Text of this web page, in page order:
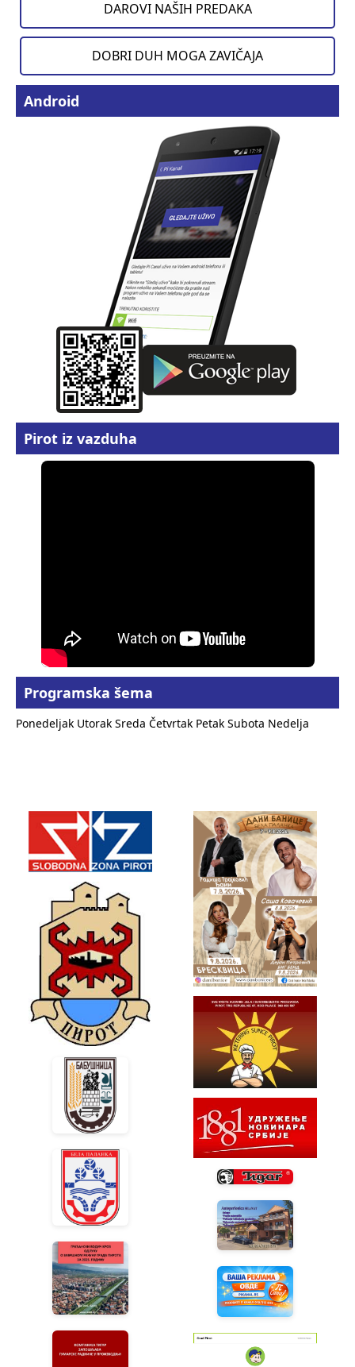
DAROVI NAŠIH PREDAKA
DOBRI DUH MOGA ZAVIČAJA
Android
Pirot iz vazduha
Programska šema
Ponedeljak Utorak Sreda Četvrtak Petak Subota Nedelja